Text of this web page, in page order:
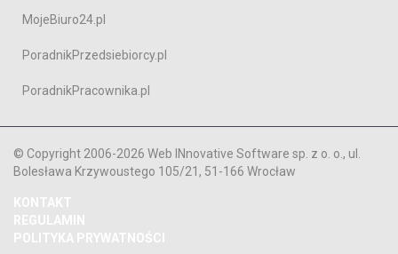
MojeBiuro24.pl
PoradnikPrzedsiebiorcy.pl
PoradnikPracownika.pl
© Copyright 2006-2026 Web INnovative Software sp. z o. o., ul.
Bolesława Krzywoustego 105/21, 51-166 Wrocław
KONTAKT
REGULAMIN
POLITYKA PRYWATNOŚCI